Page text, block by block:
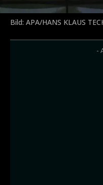
Bild: APA/HANS KLAUS
-